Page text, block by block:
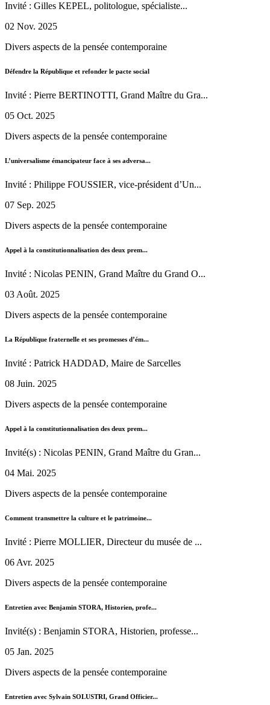
Invité : Gilles KEPEL, politologue, spécialiste...
02 Nov. 2025
Divers aspects de la pensée contemporaine
Défendre la République et refonder le pacte social
Invité : Pierre BERTINOTTI, Grand Maître du Gra...
05 Oct. 2025
Divers aspects de la pensée contemporaine
L’universalisme émancipateur face à ses adversa...
Invité : Philippe FOUSSIER, vice-président d’Un...
07 Sep. 2025
Divers aspects de la pensée contemporaine
Appel à la constitutionnalisation des deux prem...
Invité : Nicolas PENIN, Grand Maître du Grand O...
03 Août. 2025
Divers aspects de la pensée contemporaine
La République fraternelle et ses promesses d’ém...
Invité : Patrick HADDAD, Maire de Sarcelles
08 Juin. 2025
Divers aspects de la pensée contemporaine
Appel à la constitutionnalisation des deux prem...
Invité(s) : Nicolas PENIN, Grand Maître du Gran...
04 Mai. 2025
Divers aspects de la pensée contemporaine
Comment transmettre la culture et le patrimoine...
Invité : Pierre MOLLIER, Directeur du musée de ...
06 Avr. 2025
Divers aspects de la pensée contemporaine
Entretien avec Benjamin STORA, Historien, profe...
Invité(s) : Benjamin STORA, Historien, professe...
05 Jan. 2025
Divers aspects de la pensée contemporaine
Entretien avec Sylvain SOLUSTRI, Grand Officier...